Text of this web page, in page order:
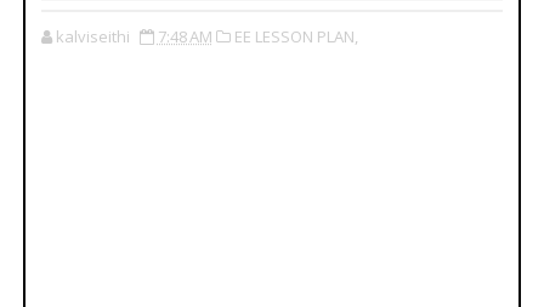
kalviseithi 7:48 AM EE LESSON PLAN,